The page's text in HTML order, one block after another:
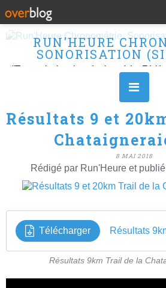
RUN'HEURE
SONORISATION
Résultats 9 et
8 MAI 2018
Rédigé par Run'Heure et
Télécharger
Résultats 9km Trail de la